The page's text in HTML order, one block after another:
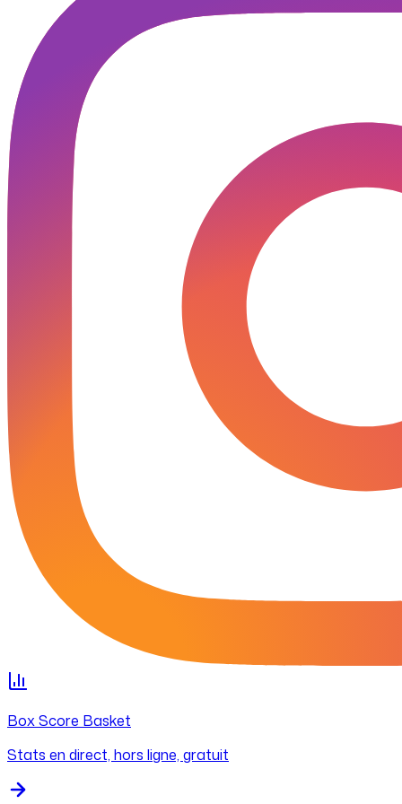
Box Score Basket
Stats en direct, hors ligne, gratuit